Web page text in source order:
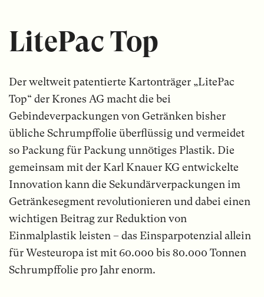
LitePac Top
Der weltweit patentierte Kartonträger „LitePac
Top“ der Krones AG macht die bei
Gebindeverpackungen von Getränken bisher
übliche Schrumpffolie überflüssig und vermeidet
so Packung für Packung unnötiges Plastik. Die
gemeinsam mit der Karl Knauer KG entwickelte
Innovation kann die Sekundärverpackungen im
Getränkesegment revolutionieren und dabei einen
wichtigen Beitrag zur Reduktion von
Einmalplastik leisten – das Einsparpotenzial allein
für Westeuropa ist mit 60.000 bis 80.000 Tonnen
Schrumpffolie pro Jahr enorm.